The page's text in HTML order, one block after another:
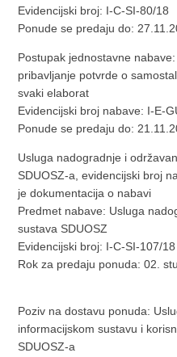
Evidencijski broj: I-C-SI-80/18
Ponude se predaju do:
Postupak jednostavne
pribavljanje potvrde o
svaki elaborat
Evidencijski broj nabave: I-E-
Ponude se predaju do:
Usluga nadogradnje i
SDUOSZ-a, evidencijski broj
je dokumentacija o nabavi
Predmet nabave: Usluga
sustava SDUOSZ
Evidencijski broj: I-C-SI-107/18
Rok za predaju ponuda: 02.
Poziv na dostavu ponuda:
informacijskom sustavu i
SDUOSZ-a